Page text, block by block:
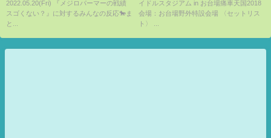
ービー】【レイミン】
2022.05.20(Fri) 『メジロパーマーの戦績
スゴくない？』に対するみんなの反応🐎ま
と...
イドルスタジアム in お台場痛車天国2018
会場：お台場野外特設会場 〈セットリス
ト〉 ...